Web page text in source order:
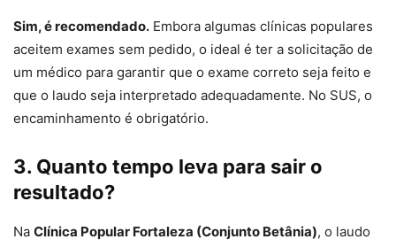
Sim, é recomendado. Embora algumas clínicas populares
aceitem exames sem pedido, o ideal é ter a solicitação de
um médico para garantir que o exame correto seja feito e
que o laudo seja interpretado adequadamente. No SUS, o
encaminhamento é obrigatório.
3. Quanto tempo leva para sair o
resultado?
Na Clínica Popular Fortaleza (Conjunto Betânia), o laudo